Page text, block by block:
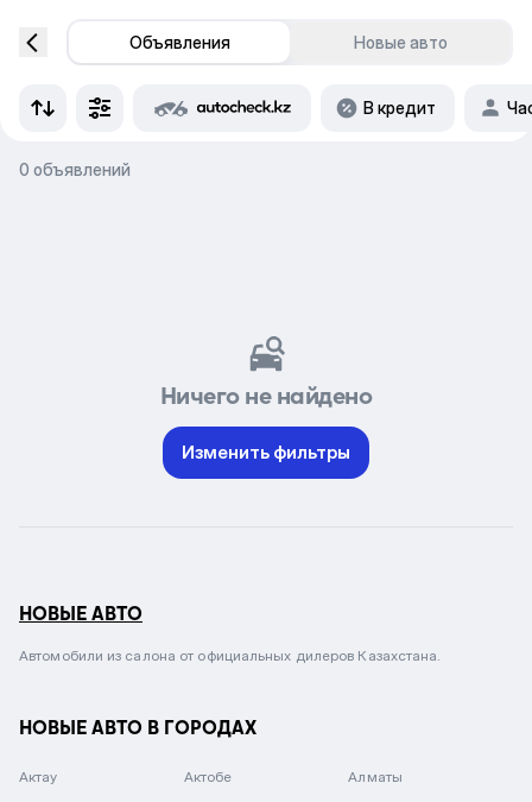
Объявления Новые авто
В кредит
0 объявлений
Ничего не найдено
Изменить фильтры
НОВЫЕ АВТО
Автомобили из салона от официальных дилеров Казахстана.
НОВЫЕ АВТО В ГОРОДАХ
Актау Актобе Алматы